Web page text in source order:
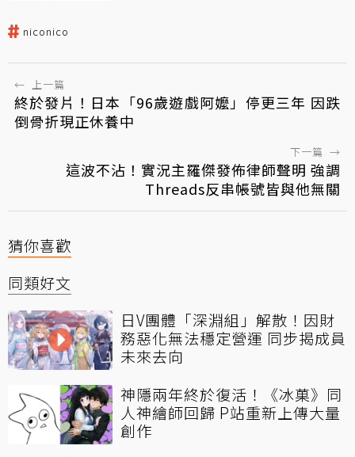
niconico
← 上一篇
終於發片！日本「96歲遊戲阿嬤」停更三年 因跌
倒骨折現正休養中
下一篇 →
這波不沾！實況主羅傑發佈律師聲明 強調
Threads反串帳號皆與他無關
猜你喜歡
同類好文
日V團體「深淵組」解散！因財
務惡化無法穩定營運 同步揭成員
未來去向
神隱兩年終於復活！《冰菓》同
人神繪師回歸 P站重新上傳大量
創作